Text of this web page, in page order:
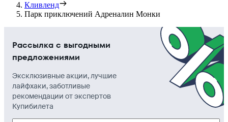
Кливленд
Парк приключений Адреналин Монки
Рассылка с выгодными
предложениями
Эксклюзивные акции, лучшие
лайфхаки, заботливые
рекомендации от экспертов
Купибилета